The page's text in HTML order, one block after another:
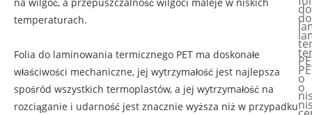
temperaturach.
Folia do laminowania termicznego PET ma doskonałe
właściwości mechaniczne, jej wytrzymałość jest najlepsza
spośród wszystkich termoplastów, a jej wytrzymałość na
rozciąganie i udarność jest znacznie wyższa niż w przypadku
do
o
do
o